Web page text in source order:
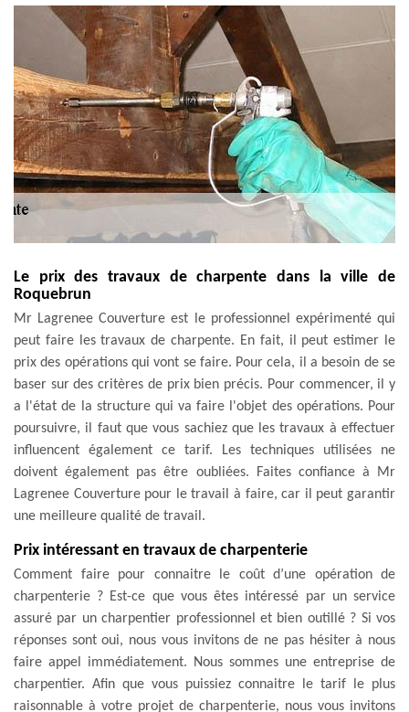
Le prix des travaux de charpente dans la ville de
Roquebrun
Mr Lagrenee Couverture est le professionnel expérimenté qui
peut faire les travaux de charpente. En fait, il peut estimer le
prix des opérations qui vont se faire. Pour cela, il a besoin de se
baser sur des critères de prix bien précis. Pour commencer, il y
a l'état de la structure qui va faire l'objet des opérations. Pour
poursuivre, il faut que vous sachiez que les travaux à effectuer
influencent également ce tarif. Les techniques utilisées ne
doivent également pas être oubliées. Faites confiance à Mr
Lagrenee Couverture pour le travail à faire, car il peut garantir
une meilleure qualité de travail.
Prix intéressant en travaux de charpenterie
Comment faire pour connaitre le coût d’une opération de
charpenterie ? Est-ce que vous êtes intéressé par un service
assuré par un charpentier professionnel et bien outillé ? Si vos
réponses sont oui, nous vous invitons de ne pas hésiter à nous
faire appel immédiatement. Nous sommes une entreprise de
charpentier. Afin que vous puissiez connaitre le tarif le plus
raisonnable à votre projet de charpenterie, nous vous invitons